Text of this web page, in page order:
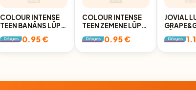
COLOUR INTENSE
TEEN BANĀNS LŪPU
0.95 €
COLOUR INTENSE
TEEN ZEMENE LŪPU
0.95 €
JOVIAL
EĻĻA,